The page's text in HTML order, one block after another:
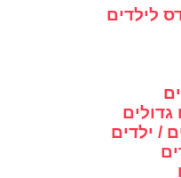
לילדים
גדולים
/ ילדים